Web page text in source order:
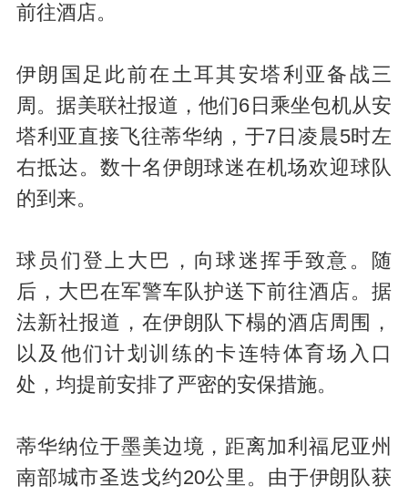
前往酒店。
伊朗国足此前在土耳其安塔利亚备战三
周。据美联社报道，他们6日乘坐包机从安
塔利亚直接飞往蒂华纳，于7日凌晨5时左
右抵达。数十名伊朗球迷在机场欢迎球队
的到来。
球员们登上大巴，向球迷挥手致意。随
后，大巴在军警车队护送下前往酒店。据
法新社报道，在伊朗队下榻的酒店周围，
以及他们计划训练的卡连特体育场入口
处，均提前安排了严密的安保措施。
蒂华纳位于墨美边境，距离加利福尼亚州
南部城市圣迭戈约20公里。由于伊朗队获